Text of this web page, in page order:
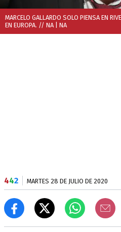
MARCELO GALLARDO SOLO PIENSA EN
EN EUROPA. // NA | NA
442 MARTES 28 DE JULIO DE 2020